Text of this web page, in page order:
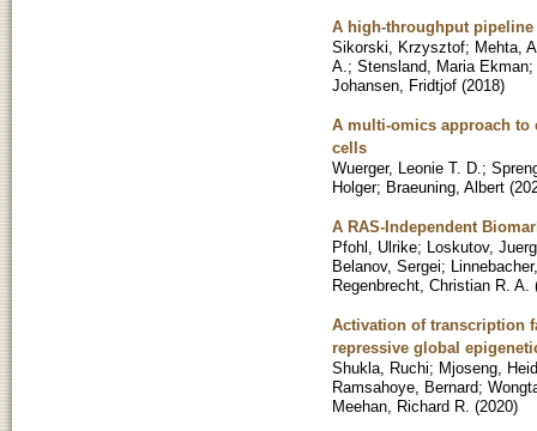
A high-throughput
Sikorski, Krzysztof; Mehta,
A. ; Stensland, Maria Ekman;
Johansen, Fridtjof (2018)
A multi-omics approach to
cells
Wuerger, Leonie T. D. ;
Holger; Braeuning, Albert (
A RAS-Independent
Pfohl, Ulrike; Loskutov,
Belanov, Sergei;
Regenbrecht, Christian R. A.
Activation of transcription
repressive global
Shukla, Ruchi; Mjoseng,
Ramsahoye, Bernard;
Meehan, Richard R. (2020)